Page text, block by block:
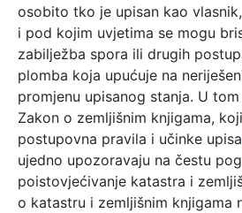
osobito tko je upisan kao
i pod kojim uvjetima se mogu
zabilježba spora ili drugih
plomba koja upućuje na
promjenu upisanog stanja. U
Zakon o zemljišnim knjigama,
postupovna pravila i učinke
ujedno upozoravaju na čestu
poistovjećivanje katastra i
o katastru i zemljišnim knjigama